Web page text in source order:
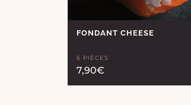
FONDANT CHEESE
6 PIÈCES
7,90€